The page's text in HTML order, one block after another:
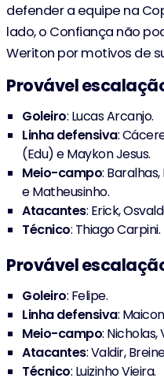
defender a equipe na
lado, o Confiança não
Weriton por motivos de
Provável
Goleiro: Lucas Arcanjo.
Linha defensiva:
(Edu) e Maykon Jesus.
Meio-campo:
e Matheusinho.
Atacantes: Erick,
Técnico: Thiago Carpini.
Provável
Goleiro: Felipe.
Linha defensiva:
Meio-campo:
Atacantes: Valdir,
Técnico: Luizinho Vieira.